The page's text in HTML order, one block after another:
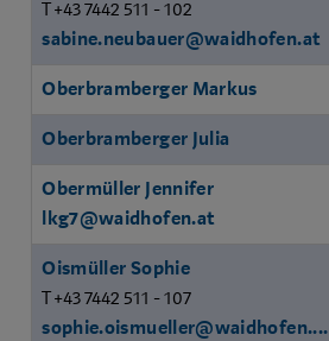
T +43 7442 511 - 102
sabine.neubauer@waidhofen.at
Oberbramberger Markus
Oberbramberger Julia
Obermüller Jennifer
lkg7@waidhofen.at
Oismüller Sophie
T +43 7442 511 - 107
sophie.oismueller@waidhofen....